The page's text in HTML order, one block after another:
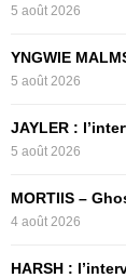
5 août 2026
YNGWIE
5 août 2026
JAYLER :
5 août 2026
MORTIIS –
4 août 2026
HARSH :